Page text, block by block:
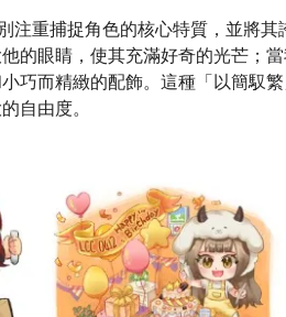
注重捕捉角色的核心特質，並將
的眼睛，使其充滿好奇的光芒；
巧而精緻的配飾。這種「以簡馭
自由度。